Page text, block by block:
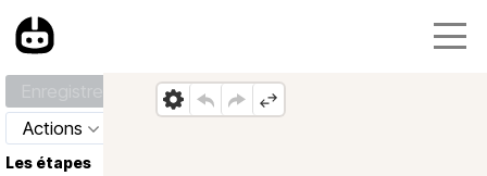
Actions
Les étapes